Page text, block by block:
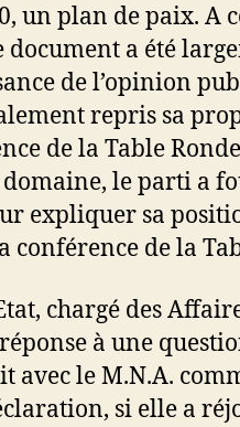
un plan de paix. A
document a été
de l’opinion
repris sa
de la Table
domaine, le parti a
expliquer sa
conférence de la
chargé des
à une
avec le M.N.A.
si elle a